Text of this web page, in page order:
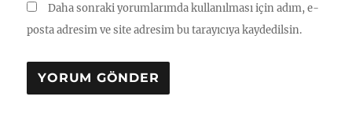
Daha sonraki yorumlarımda kullanılması için adım, e-
posta adresim ve site adresim bu tarayıcıya kaydedilsin.